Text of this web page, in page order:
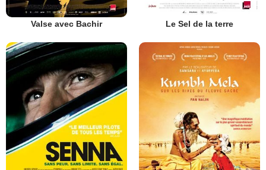
Valse avec Bachir Le Sel de la terre